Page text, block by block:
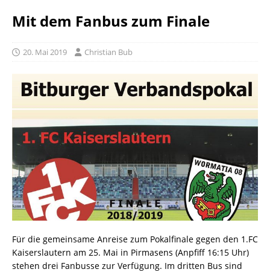
Mit dem Fanbus zum Finale
20. Mai 2019 Christian Bub
Für die gemeinsame Anreise zum Pokalfinale gegen den 1.FC
Kaiserslautern am 25. Mai in Pirmasens (Anpfiff 16:15 Uhr)
stehen drei Fanbusse zur Verfügung. Im dritten Bus sind